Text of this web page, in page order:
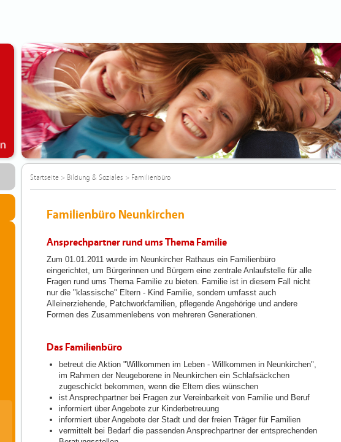
Startseite> Bildung & Soziales > Familienbüro
Familienbüro Neunkirchen
Ansprechpartner rund ums Thema Familie
Zum 01.01.2011 wurde im Neunkircher Rathaus ein Familienbüro
eingerichtet, um Bürgerinnen und Bürgern eine zentrale Anlaufstelle für alle
Fragen rund ums Thema Familie zu bieten. Familie ist in diesem Fall nicht
nur die "klassische" Eltern - Kind Familie, sondern umfasst auch
Alleinerziehende, Patchworkfamilien, pflegende Angehörige und andere
Formen des Zusammenlebens von mehreren Generationen.
Das Familienbüro
betreut die Aktion "Willkommen im Leben - Willkommen in Neunkirchen",
im Rahmen der Neugeborene in Neunkirchen ein Schlafsäckchen
zugeschickt bekommen, wenn die Eltern dies wünschen
ist Ansprechpartner bei Fragen zur Vereinbarkeit von Familie und Beruf
informiert über Angebote zur Kinderbetreuung
informiert über Angebote der Stadt und der freien Träger für Familien
vermittelt bei Bedarf die passenden Ansprechpartner der entsprechenden